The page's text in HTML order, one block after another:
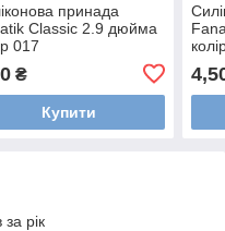
принада
Classic 2.9 дюйма
017
₴
Купити
рік